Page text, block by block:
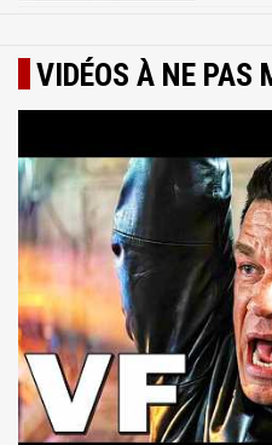
VIDÉOS À NE PAS